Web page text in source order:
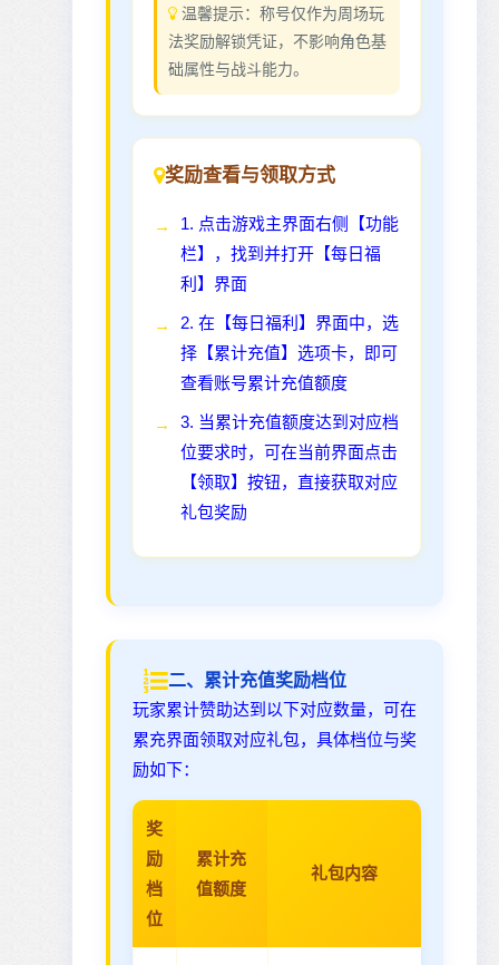
温馨提示：称号仅作为周场玩
法奖励解锁凭证，不影响角色基
础属性与战斗能力。
奖励查看与领取方式
1. 点击游戏主界面右侧【功能
栏】，找到并打开【每日福
利】界面
2. 在【每日福利】界面中，选
择【累计充值】选项卡，即可
查看账号累计充值额度
3. 当累计充值额度达到对应档
位要求时，可在当前界面点击
【领取】按钮，直接获取对应
礼包奖励
二、累计充值奖励档位
玩家累计赞助达到以下对应数量，可在
累充界面领取对应礼包，具体档位与奖
励如下：
奖
励
档
位
累计充
值额度
礼包内容